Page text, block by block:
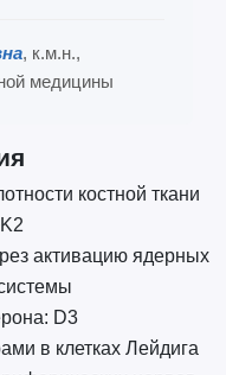
, к.м.н.,
медицины
костной ткани
активацию ядерных
D3
в клетках Лейдига